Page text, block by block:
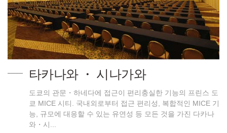
타카나와 ・ 시나가와
도쿄의 관문・하네다에 접근이 편리충실한 기능의 프린스 도
쿄 MICE 시티. 국내외로부터 접근 편리성, 복합적인 MICE 기
능, 규모에 대응할 수 있는 유연성 등 모든 것을 가진 다카나
와・시...